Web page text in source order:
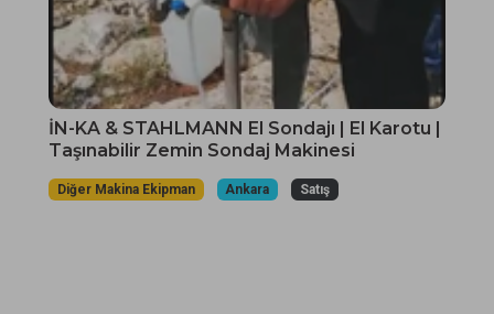
İN-KA & STAHLMANN El Sondajı | El Karotu |
Taşınabilir Zemin Sondaj Makinesi
Diğer Makina Ekipman Ankara Satış